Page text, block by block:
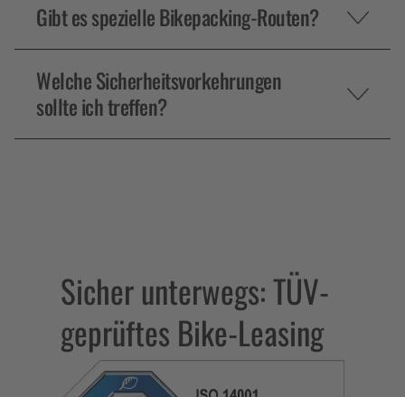
Gibt es spezielle Bikepacking-Routen?
Welche Sicherheitsvorkehrungen
sollte ich treffen?
Sicher unterwegs: TÜV-
geprüftes Bike-Leasing